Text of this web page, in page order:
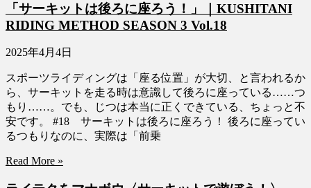
「サーキットは後ろに座ろう！」｜KUSHITANI
RIDING METHOD SEASON 3 Vol.18
2025年4月4日
スポーツライディングは「座る位置」が大切、と言われるか
ら、サーキットを走る時は意識して後ろに座っている……つ
もり……。でも、じつは本当に正くできている、ちょっと不
安です。 #18 サーキットは後ろに座ろう！ 後ろに座ってい
るつもりなのに、実際は「前乗
Read More »